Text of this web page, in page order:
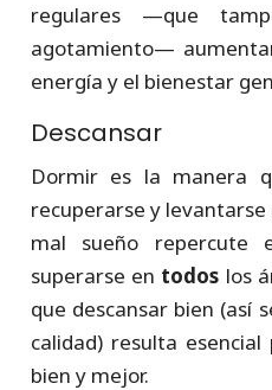
regulares —que
agotamiento—
energía y el bienestar
Descansar
Dormir es la manera
recuperarse y levantarse
mal sueño repercute
superarse en todos los
que descansar bien (así
calidad) resulta
bien y mejor.